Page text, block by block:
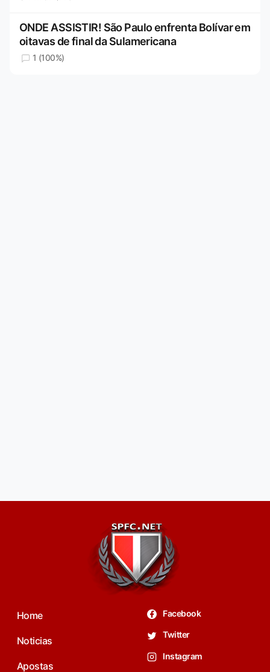
ONDE ASSISTIR! São Paulo enfrenta Bolívar em
oitavas de final da Sulamericana
1 (100%)
Home
Noticias
Apostas
Facebook
Twitter
Instagram